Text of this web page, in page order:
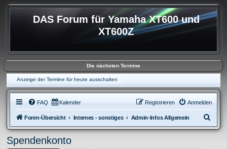
DAS Forum für Yamaha XT600 und
XT600Z
Die nächsten Termine
Anzeige der Termine für heute ausschalten
FAQ Kalender Anmelden
Registrieren
Foren-Übersicht Internes - sonstiges Admin-Infos Allgemein
u
Spendenkonto